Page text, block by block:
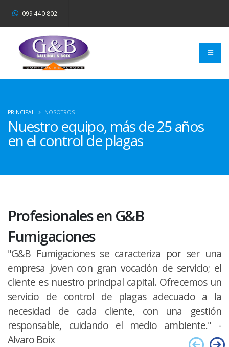
099 440 802
Nuestro equipo, más de 25 años
en el control de plagas
PRINCIPAL NOSOTROS
Profesionales en G&B
Fumigaciones
"G&B Fumigaciones se caracteriza por ser una
empresa joven con gran vocación de servicio; el
cliente es nuestro principal capital. Ofrecemos un
servicio de control de plagas adecuado a la
necesidad de cada cliente, con una gestión
responsable, cuidando el medio ambiente." -
Alvaro Boix